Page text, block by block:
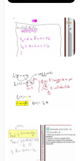
25:37
9:17
24:41